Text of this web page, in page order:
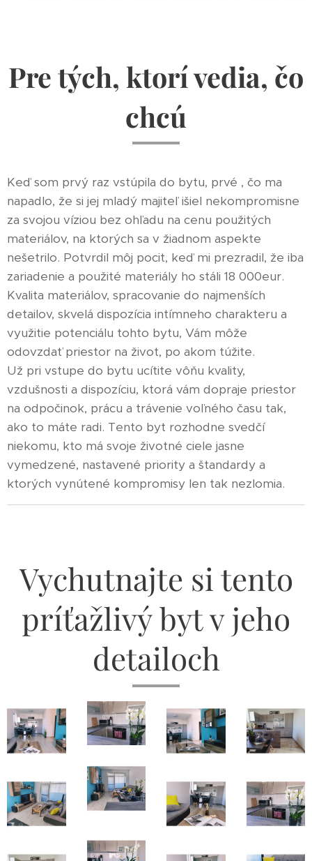
Pre tých, ktorí vedia, čo
chcú
Keď som prvý raz vstúpila do bytu, prvé , čo ma
napadlo, že si jej mladý majiteľ išiel nekompromisne
za svojou víziou bez ohľadu na cenu použitých
materiálov, na ktorých sa v žiadnom aspekte
nešetrilo. Potvrdil môj pocit, keď mi prezradil, že iba
zariadenie a použité materiály ho stáli 18 000eur.
Kvalita materiálov, spracovanie do najmenších
detailov, skvelá dispozícia intímneho charakteru a
využitie potenciálu tohto bytu, Vám môže
odovzdať priestor na život, po akom túžite.
Už pri vstupe do bytu ucítite vôňu kvality,
vzdušnosti a dispozíciu, ktorá vám dopraje priestor
na odpočinok, prácu a trávenie voľného času tak,
ako to máte radi. Tento byt rozhodne svedčí
niekomu, kto má svoje životné ciele jasne
vymedzené, nastavené priority a štandardy a
ktorých vynútené kompromisy len tak nezlomia.
Vychutnajte si tento
príťažlivý byt v jeho
detailoch